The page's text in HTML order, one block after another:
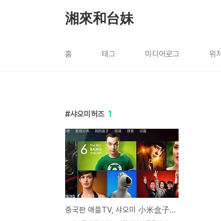
湘來和台妹
홈 태그 미디어로그 위
샤오미허즈 1
중국판 애플TV, 샤오미 小米盒子 셋톱박스 출시